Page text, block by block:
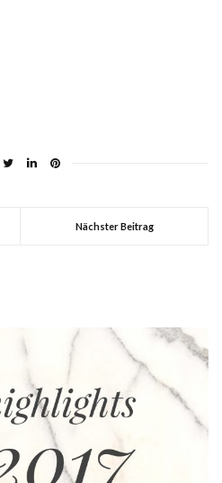
Nächster Beitrag